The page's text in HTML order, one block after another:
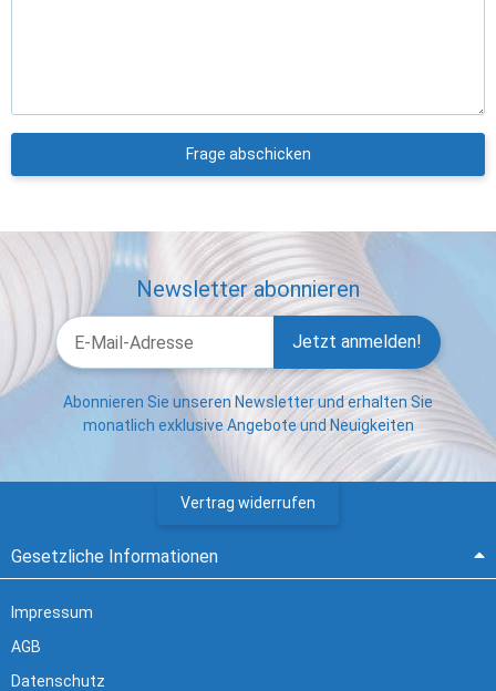
Frage abschicken
Newsletter abonnieren
Jetzt anmelden!
Abonnieren Sie unseren Newsletter und erhalten Sie
monatlich exklusive Angebote und Neuigkeiten
Vertrag widerrufen
Gesetzliche Informationen
Impressum
AGB
Datenschutz